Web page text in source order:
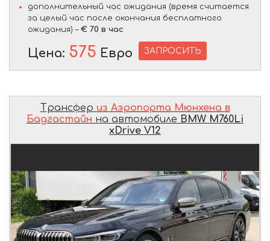
дополнительный час ожидания (время считается
за целый час после окончания бесплатного
ожидания) – € 70 в час
Цена: 575 Евро ЗАПРОСИТЬ
Трансфер из Аэропорта Мюнхена в
Бадгастайн на автомобиле BMW M760Li
xDrive V12